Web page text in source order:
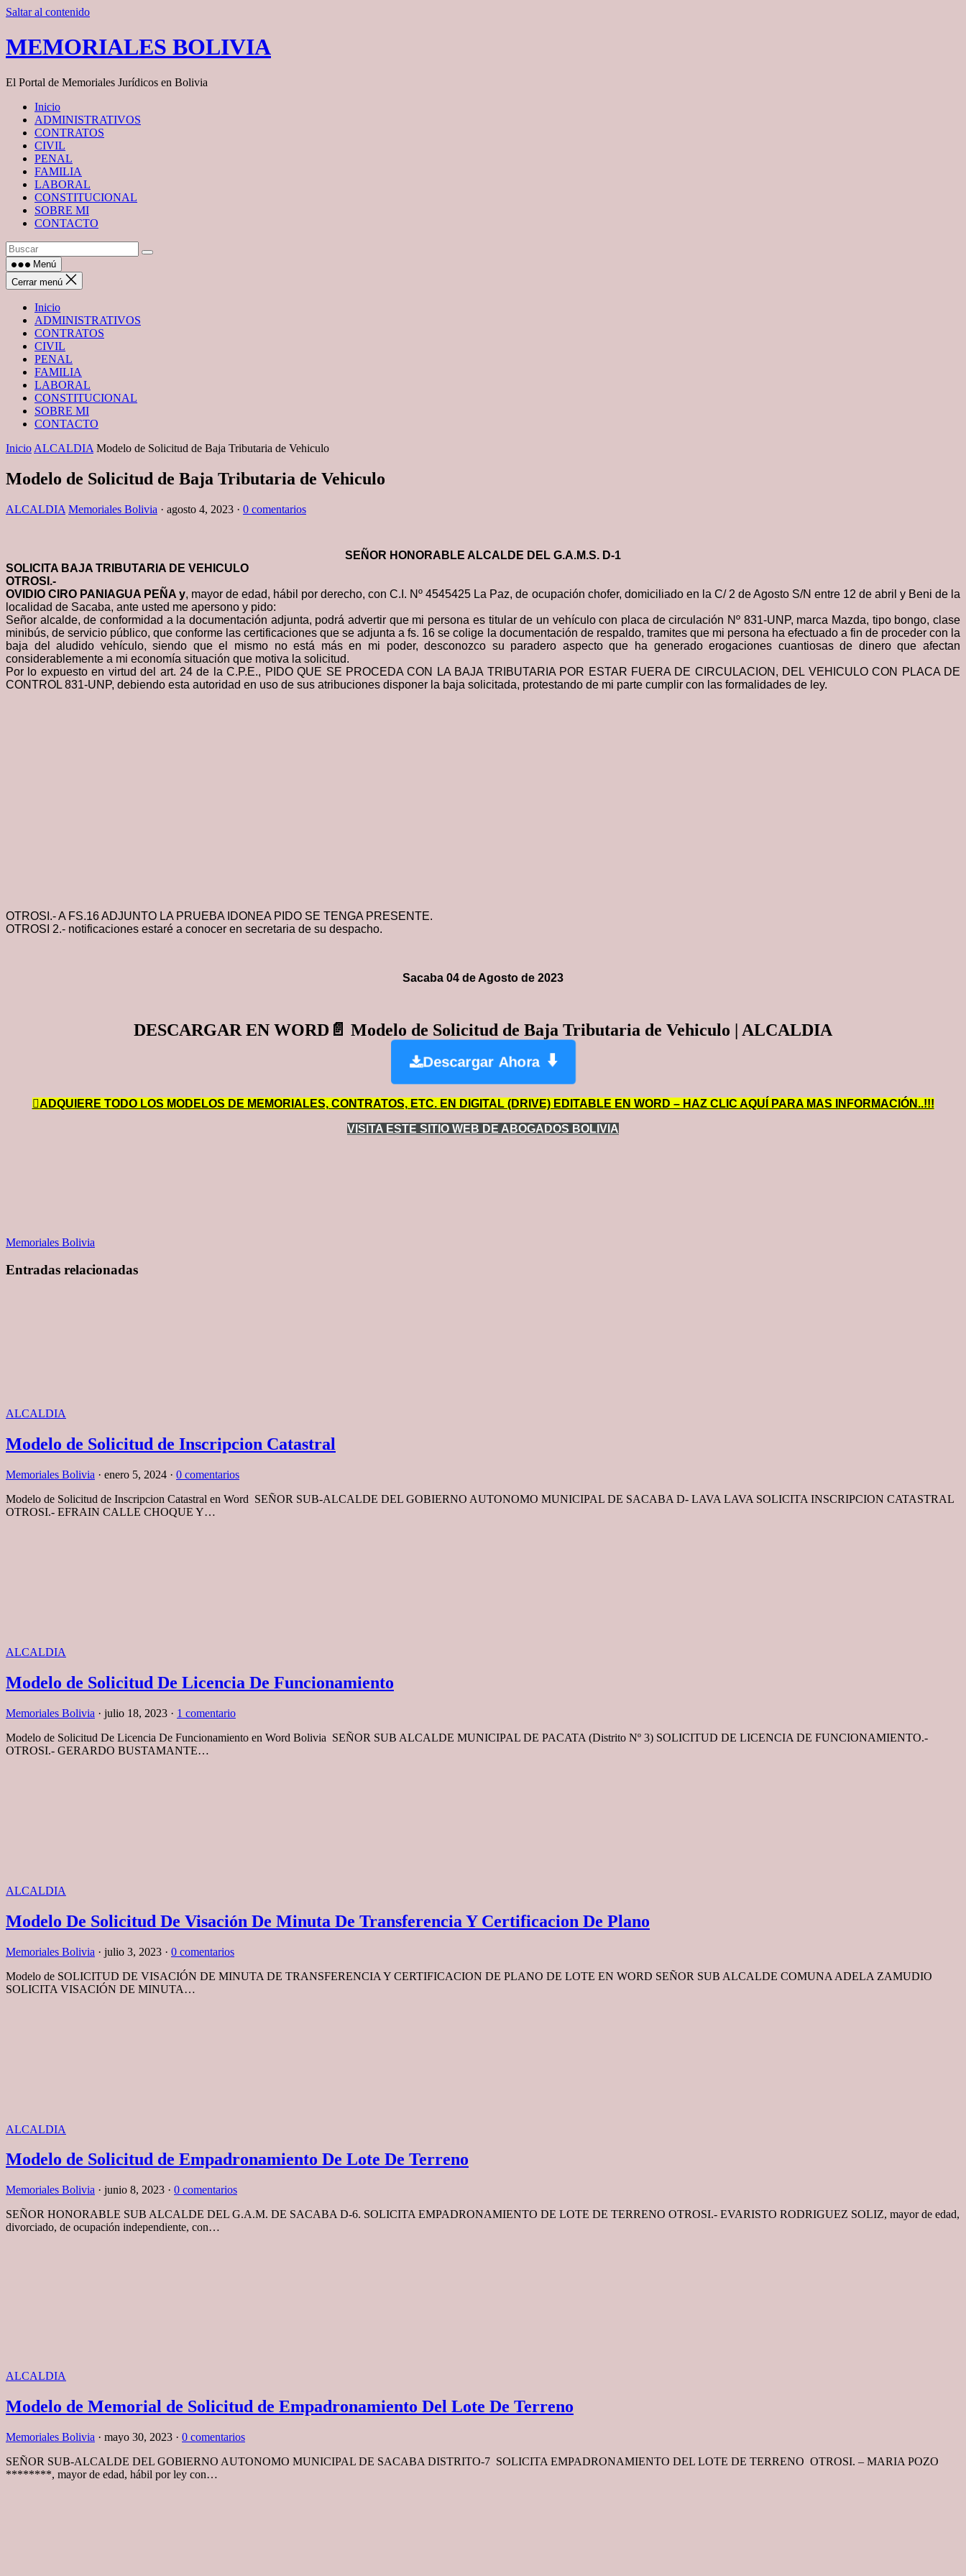
Saltar al contenido
MEMORIALES BOLIVIA
El Portal de Memoriales Jurídicos en Bolivia
Inicio
ADMINISTRATIVOS
CONTRATOS
CIVIL
PENAL
FAMILIA
LABORAL
CONSTITUCIONAL
SOBRE MI
CONTACTO
Menú
Cerrar menú
Inicio
ADMINISTRATIVOS
CONTRATOS
CIVIL
PENAL
FAMILIA
LABORAL
CONSTITUCIONAL
SOBRE MI
CONTACTO
Inicio ALCALDIA Modelo de Solicitud de Baja Tributaria de Vehiculo
Modelo de Solicitud de Baja Tributaria de Vehiculo
ALCALDIA Memoriales Bolivia · agosto 4, 2023 · 0 comentarios
SEÑOR HONORABLE ALCALDE DEL G.A.M.S. D-1
SOLICITA BAJA TRIBUTARIA DE VEHICULO
OTROSI.-
OVIDIO CIRO PANIAGUA PEÑA y, mayor de edad, hábil por derecho, con C.I. Nº 4545425 La Paz, de ocupación chofer, domiciliadoen la C/ 2 deAgosto S/N entre 12 de abril y Benide la
localidad de Sacaba, ante usted me apersono y pido:
Señor alcalde, de conformidad a la documentación adjunta, podrá advertir que mi persona es titular de un vehículo con placa de circulación Nº 831-UNP, marca Mazda, tipo bongo, clase
minibús, de servicio público, que conforme las certificaciones que se adjunta a fs. 16 se colige la documentación de respaldo, tramites que mi persona ha efectuado a fin de proceder con la
baja del aludido vehículo, siendo que el mismo no está más en mi poder, desconozco su paradero aspecto que ha generado erogaciones cuantiosas de dinero que afectan
considerablemente a mi economía situación que motiva la solicitud.
Por lo expuesto en virtud del art. 24 de la C.P.E., PIDO QUE SE PROCEDA CON LA BAJA TRIBUTARIA POR ESTAR FUERA DE CIRCULACION, DEL VEHICULO CON PLACA DE
CONTROL 831-UNP, debiendo esta autoridad en uso de sus atribuciones disponer la baja solicitada, protestando de mi parte cumplir con las formalidades de ley.
OTROSI.- A FS.16 ADJUNTO LA PRUEBA IDONEA PIDO SE TENGA PRESENTE.
OTROSI 2.- notificaciones estaré a conocer en secretaria de su despacho.
Sacaba 04 de Agosto de 2023
DESCARGAR EN WORD📄 Modelo de Solicitud de Baja Tributaria de Vehiculo | ALCALDIA
Descargar Ahora ⬇️
ADQUIERE TODO LOS MODELOS DE MEMORIALES, CONTRATOS, ETC. EN DIGITAL (DRIVE) EDITABLE EN WORD – HAZ CLIC AQUÍ PARA MAS INFORMACIÓN..!!!
VISITA ESTE SITIO WEB DE ABOGADOS BOLIVIA
Memoriales Bolivia
Entradas relacionadas
ALCALDIA
Modelo de Solicitud de Inscripcion Catastral
Memoriales Bolivia · enero 5, 2024 · 0 comentarios
Modelo de Solicitud de Inscripcion Catastral en Word SEÑOR SUB-ALCALDE DEL GOBIERNO AUTONOMO MUNICIPAL DE SACABA D- LAVA LAVA SOLICITA INSCRIPCION CATASTRAL
OTROSI.- EFRAIN CALLE CHOQUE Y…
ALCALDIA
Modelo de Solicitud De Licencia De Funcionamiento
Memoriales Bolivia · julio 18, 2023 · 1 comentario
Modelo de Solicitud De Licencia De Funcionamiento en Word Bolivia SEÑOR SUB ALCALDE MUNICIPAL DE PACATA (Distrito Nº 3) SOLICITUD DE LICENCIA DE FUNCIONAMIENTO.-
OTROSI.- GERARDO BUSTAMANTE…
ALCALDIA
Modelo De Solicitud De Visación De Minuta De Transferencia Y Certificacion De Plano
Memoriales Bolivia · julio 3, 2023 · 0 comentarios
Modelo de SOLICITUD DE VISACIÓN DE MINUTA DE TRANSFERENCIA Y CERTIFICACION DE PLANO DE LOTE EN WORD SEÑOR SUB ALCALDE COMUNA ADELA ZAMUDIO
SOLICITA VISACIÓN DE MINUTA…
ALCALDIA
Modelo de Solicitud de Empadronamiento De Lote De Terreno
Memoriales Bolivia · junio 8, 2023 · 0 comentarios
SEÑOR HONORABLE SUB ALCALDE DEL G.A.M. DE SACABA D-6. SOLICITA EMPADRONAMIENTO DE LOTE DE TERRENO OTROSI.- EVARISTO RODRIGUEZ SOLIZ, mayor de edad,
divorciado, de ocupación independiente, con…
ALCALDIA
Modelo de Memorial de Solicitud de Empadronamiento Del Lote De Terreno
Memoriales Bolivia · mayo 30, 2023 · 0 comentarios
SEÑOR SUB-ALCALDE DEL GOBIERNO AUTONOMO MUNICIPAL DE SACABA DISTRITO-7 SOLICITA EMPADRONAMIENTO DEL LOTE DE TERRENO OTROSI. – MARIA POZO
********, mayor de edad, hábil por ley con…